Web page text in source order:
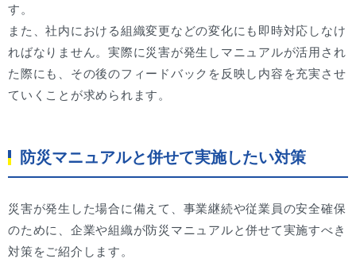
す。
また、社内における組織変更などの変化にも即時対応しなけ
ればなりません。実際に災害が発生しマニュアルが活用され
た際にも、その後のフィードバックを反映し内容を充実させ
ていくことが求められます。
防災マニュアルと併せて実施したい対策
災害が発生した場合に備えて、事業継続や従業員の安全確保
のために、企業や組織が防災マニュアルと併せて実施すべき
対策をご紹介します。